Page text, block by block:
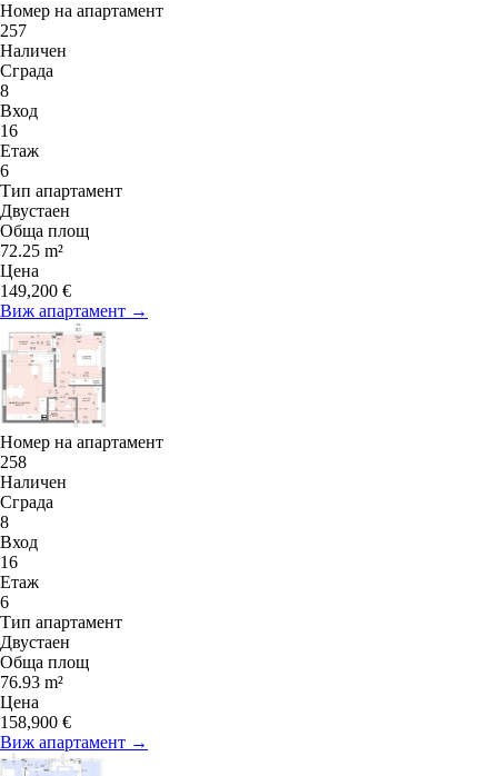
Номер на апартамент
257
Наличен
Сграда
8
Вход
16
Етаж
6
Тип апартамент
Двустаен
Обща площ
72.25 m²
Цена
149,200 €
Виж апартамент →
Номер на апартамент
258
Наличен
Сграда
8
Вход
16
Етаж
6
Тип апартамент
Двустаен
Обща площ
76.93 m²
Цена
158,900 €
Виж апартамент →